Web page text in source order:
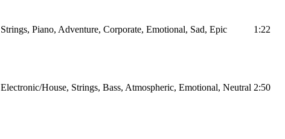
Strings, Piano, Adventure, Corporate, Emotional, Sad, Epic 1:22
Electronic/House, Strings, Bass, Atmospheric, Emotional, Neutral 2:50